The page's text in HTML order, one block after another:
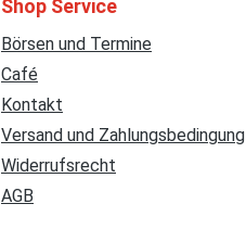
Shop Service
Börsen und Termine
Café
Kontakt
Versand und Zahlungsbedingung
Widerrufsrecht
AGB